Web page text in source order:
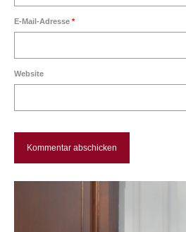
E-Mail-Adresse *
Website